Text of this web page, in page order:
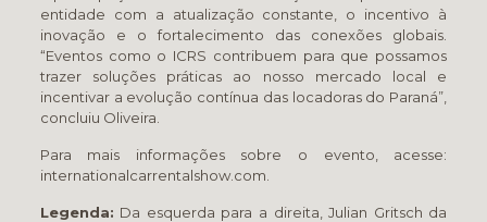
entidade com a atualização constante, o incentivo à
inovação e o fortalecimento das conexões globais.
“Eventos como o ICRS contribuem para que possamos
trazer soluções práticas ao nosso mercado local e
incentivar a evolução contínua das locadoras do Paraná”,
concluiu Oliveira.
Para mais informações sobre o evento, acesse:
internationalcarrentalshow.com.
Legenda: Da esquerda para a direita, Julian Gritsch da